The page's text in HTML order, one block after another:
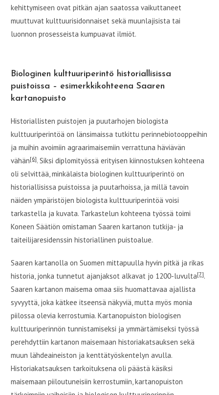
kehittymiseen ovat pitkän ajan saatossa vaikuttaneet
muuttuvat kulttuurisidonnaiset sekä muunlajisista tai
luonnon prosesseista kumpuavat ilmiöt.
Biologinen kulttuuriperintö historiallisissa
puistoissa – esimerkkikohteena Saaren
kartanopuisto
Historiallisten puistojen ja puutarhojen biologista
kulttuuriperintöä on länsimaissa tutkittu perinnebiotooppeihin
ja muihin avoimiin agraarimaisemiin verrattuna häviävän
vähän[6]. Siksi diplomityössä erityisen kiinnostuksen kohteena
oli selvittää, minkälaista biologinen kulttuuriperintö on
historiallisissa puistoissa ja puutarhoissa, ja millä tavoin
näiden ympäristöjen biologista kulttuuriperintöä voisi
tarkastella ja kuvata. Tarkastelun kohteena työssä toimi
Koneen Säätiön omistaman Saaren kartanon tutkija- ja
taiteilijaresidenssin historiallinen puistoalue.
Saaren kartanolla on Suomen mittapuulla hyvin pitkä ja rikas
historia, jonka tunnetut ajanjaksot alkavat jo 1200-luvulta[7].
Saaren kartanon maisema omaa siis huomattavaa ajallista
syvyyttä, joka kätkee itseensä näkyviä, mutta myös monia
piilossa olevia kerrostumia. Kartanopuiston biologisen
kulttuuriperinnön tunnistamiseksi ja ymmärtämiseksi työssä
perehdyttiin kartanon maisemaan historiakatsauksen sekä
muun lähdeaineiston ja kenttätyöskentelyn avulla.
Historiakatsauksen tarkoituksena oli päästä käsiksi
maisemaan piiloutuneisiin kerrostumiin, kartanopuiston